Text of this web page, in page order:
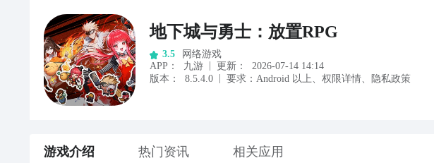
地下城与勇士：放置RPG
3.5
网络游戏
APP ： 九游 更新：
2026-07-14 14:14
版本：
8.5.4.0 要求： Android 以上、 权限详情、 隐私政策
游戏介绍 热门资讯 相关应用